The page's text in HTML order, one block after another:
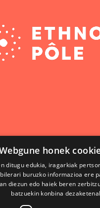
honek
ditugu edukia, iragarkiak
buruzko informazioa ere
diezun edo haiek beren
batzuekin konbina